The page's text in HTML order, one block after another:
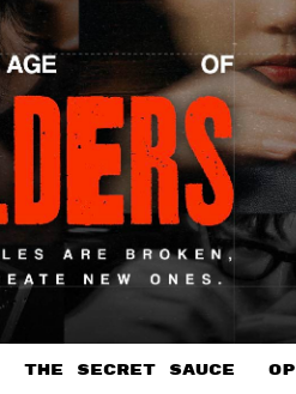
THE SECRET SAUCE​